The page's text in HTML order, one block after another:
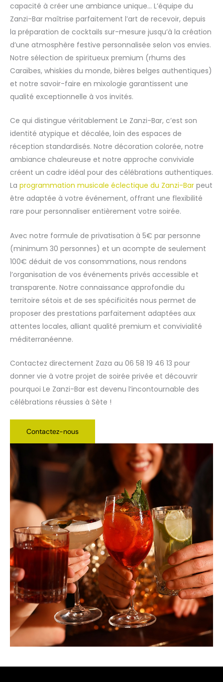
capacité à créer une ambiance unique… L’équipe du
Zanzi-Bar maîtrise parfaitement l’art de recevoir, depuis
la préparation de cocktails sur-mesure jusqu’à la création
d’une atmosphère festive personnalisée selon vos envies.
Notre sélection de spiritueux premium (rhums des
Caraïbes, whiskies du monde, bières belges authentiques)
et notre savoir-faire en mixologie garantissent une
qualité exceptionnelle à vos invités.
Ce qui distingue véritablement Le Zanzi-Bar, c’est son
identité atypique et décalée, loin des espaces de
réception standardisés. Notre décoration colorée, notre
ambiance chaleureuse et notre approche conviviale
créent un cadre idéal pour des célébrations authentiques.
La programmation musicale éclectique du Zanzi-Bar peut
être adaptée à votre événement, offrant une flexibilité
rare pour personnaliser entièrement votre soirée.
Avec notre formule de privatisation à 5€ par personne
(minimum 30 personnes) et un acompte de seulement
100€ déduit de vos consommations, nous rendons
l’organisation de vos événements privés accessible et
transparente. Notre connaissance approfondie du
territoire sétois et de ses spécificités nous permet de
proposer des prestations parfaitement adaptées aux
attentes locales, alliant qualité premium et convivialité
méditerranéenne.
Contactez directement Zaza au 06 58 19 46 13 pour
donner vie à votre projet de soirée privée et découvrir
pourquoi Le Zanzi-Bar est devenu l’incontournable des
célébrations réussies à Sète !
Contactez-nous